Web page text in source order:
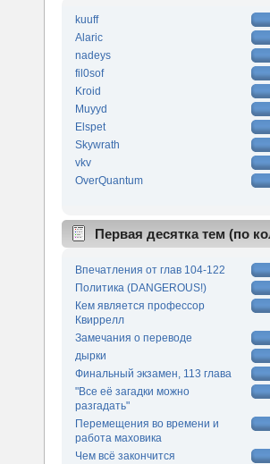
kuuff
Alaric
nadeys
fil0sof
Kroid
Muyyd
Elspet
Skywrath
vkv
OverQuantum
Первая десятка тем (по
Впечатления от глав 104-122
Политика (DANGEROUS!)
Кем является профессор
Квиррелл
Замечания о переводе
дырки
Финальный экзамен, 113 глава
"Все её загадки можно
разгадать"
Перемещения во времени и
работа маховика
Чем всё закончится